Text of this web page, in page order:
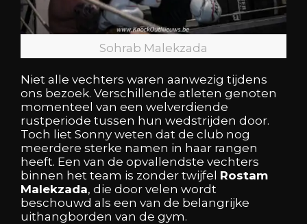
Sohrab Malekzada
Niet alle vechters waren aanwezig tijdens
ons bezoek. Verschillende atleten genoten
momenteel van een welverdiende
rustperiode tussen hun wedstrijden door.
Toch liet Sonny weten dat de club nog
meerdere sterke namen in haar rangen
heeft. Een van de opvallendste vechters
binnen het team is zonder twijfel Rostam
Malekzada, die door velen wordt
beschouwd als een van de belangrijke
uithangborden van de gym.